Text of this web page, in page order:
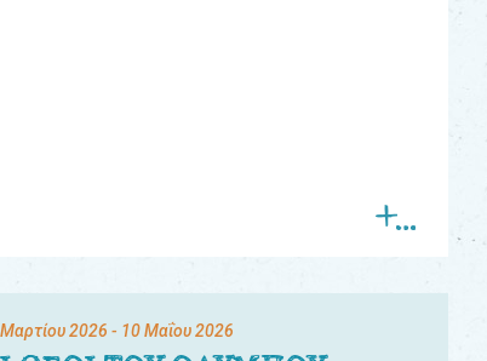
2026 - 10 Μαΐου 2026